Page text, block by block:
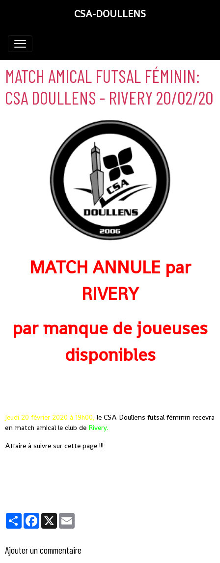
CSA-DOULLENS
MATCH AMICAL FUTSAL FÉMININ:
CSA DOULLENS - RIVERY 20/02/20
MATCH ANNULE par
RIVERY
par manque de joueuses
disponibles
Jeudi 20 février 2020 à 19h00, le CSA Doullens futsal féminin recevra
en match amical le club de Rivery.
Affaire à suivre sur cette page !!!
PartagerFacebook
X
Ajouter un commentaire